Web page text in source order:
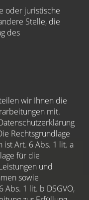
oder juristische
Stelle, die
des
wir Ihnen die
mit.
Rechtsgrundlage
ist Art. 6 Abs. 1 lit. a
für die
und
sowie
Abs. 1 lit. b DSGVO,